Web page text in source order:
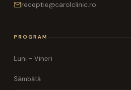
receptie@carolclinic.ro
PROGRAM
Luni – Vineri
Sâmbătă